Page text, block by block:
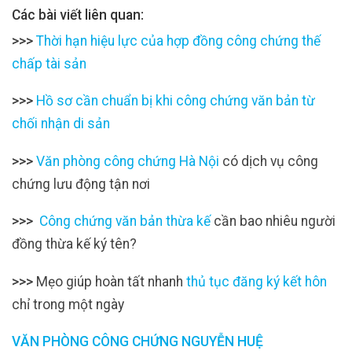
Các bài viết liên quan:
>>> Thời hạn hiệu lực của hợp đồng công chứng thế
chấp tài sản
>>> Hồ sơ cần chuẩn bị khi công chứng văn bản từ
chối nhận di sản
>>> Văn phòng công chứng Hà Nội có dịch vụ công
chứng lưu động tận nơi
>>> Công chứng văn bản thừa kế cần bao nhiêu người
đồng thừa kế ký tên?
>>> Mẹo giúp hoàn tất nhanh thủ tục đăng ký kết hôn
chỉ trong một ngày
VĂN PHÒNG CÔNG CHỨNG NGUYỄN HUỆ